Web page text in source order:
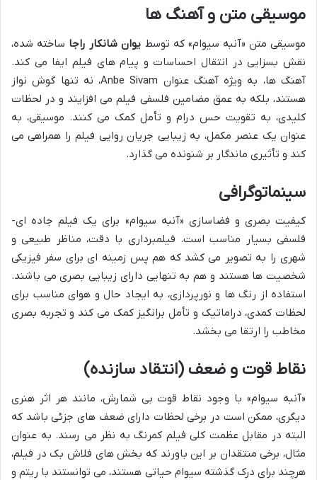
موسیقی متن و آهنگ ها
موسیقی متن «آنبه سیوام» که توسط یوان شانکار راجا ساخته شده،
نقش بسزایی در انتقال احساسات و پیام های فیلم ایفا می کند.
آهنگ ها، به ویژه آهنگ عنوان Anbe Sivam، نه تنها گوش نواز
هستند، بلکه به عمق مضامین فلسفی فیلم می افزایند و در لحظات
کلیدی، به تقویت حس درام و تأمل کمک می کنند. موسیقی، به
عنوان یک عنصر مکمل، به زیبایی جریان روایی فیلم را همراهی می
کند و تأثیری ماندگار بر شنونده می گذارد.
سینماتوگرافی
کیفیت بصری و فضاسازی «آنبه سیوام» برای یک فیلم جاده ای-
فلسفی بسیار مناسب است. فیلمبرداری با دقت، مناظر طبیعی و
شهری را به تصویر می کشد که هم پس زمینه ای برای سفر فیزیکی
شخصیت ها هستند و هم به تنهایی دارای زیبایی بصری می باشند.
استفاده از رنگ ها و نورپردازی، به ایجاد حال و هوای مناسب برای
لحظات کمدی، دراماتیک و تأمل برانگیز کمک می کند و تجربه بصری
مخاطب را ارتقا می بخشد.
نقاط قوت و ضعف (انتقاد سازنده)
«آنبه سیوام» با وجود نقاط قوت بی شمارش، مانند هر اثر هنری
دیگری، ممکن است در برخی لحظات دارای ضعف های جزئی باشد که
البته در مقابل عظمت کلی فیلم کمرنگ به نظر می رسند. به عنوان
مثال، برخی منتقدان بر این باورند که بخش های فلاش بک در فیلم،
هرچند برای درک گذشته سیوام حیاتی هستند، می توانستند با ریتم و